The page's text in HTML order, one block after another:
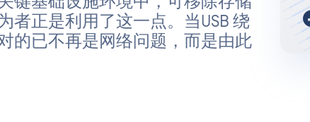
者正是利用了这一点。当USB 绕
的已不再是网络问题，而是由此